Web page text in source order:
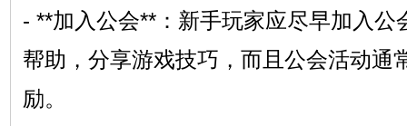
- **加入公会**：新手玩家应尽早加入公
帮助，分享游戏技巧，而且公会活动通
励。